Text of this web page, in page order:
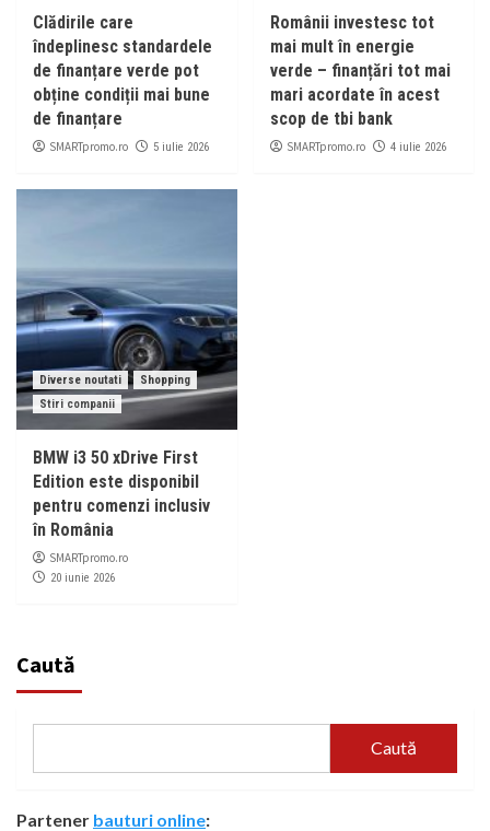
Clădirile care
îndeplinesc standardele
de finanțare verde pot
obține condiții mai bune
de finanțare
SMARTpromo.ro 5 iulie 2026
Românii investesc tot
mai mult în energie
verde – finanțări tot mai
mari acordate în acest
scop de tbi bank
SMARTpromo.ro 4 iulie 2026
Diverse noutati
Shopping
Stiri companii
BMW i3 50 xDrive First
Edition este disponibil
pentru comenzi inclusiv
în România
SMARTpromo.ro
20 iunie 2026
Caută
Caută
Partener bauturi online: